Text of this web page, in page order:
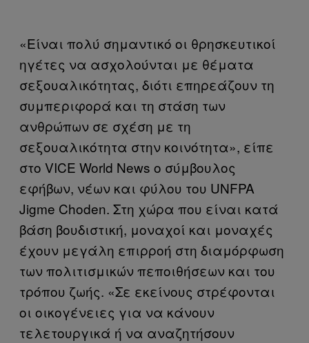
«Είναι πολύ σημαντικό οι θρησκευτικοί
ηγέτες να ασχολούνται με θέματα
σεξουαλικότητας, διότι επηρεάζουν τη
συμπεριφορά και τη στάση των
ανθρώπων σε σχέση με τη
σεξουαλικότητα στην κοινότητα», είπε
στο VICE World News ο σύμβουλος
εφήβων, νέων και φύλου του UNFPA
Jigme Choden. Στη χώρα που είναι κατά
βάση βουδιστική, μοναχοί και μοναχές
έχουν μεγάλη επιρροή στη διαμόρφωση
των πολιτισμικών πεποιθήσεων και του
τρόπου ζωής. «Σε εκείνους στρέφονται
οι οικογένειες για να κάνουν
τελετουργικά ή να αναζητήσουν